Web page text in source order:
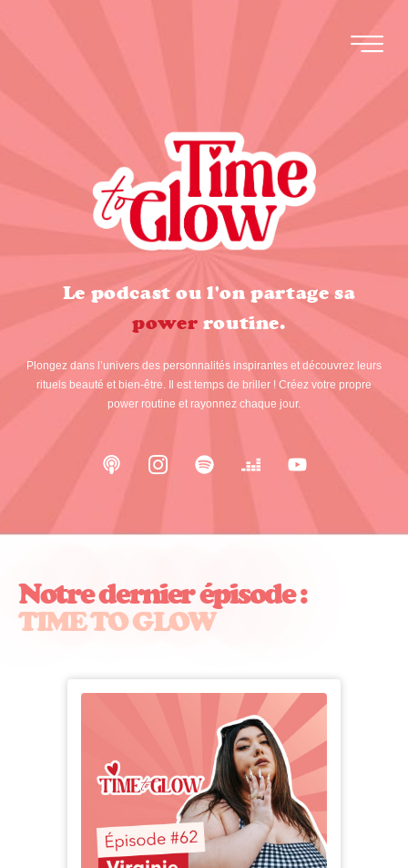
Le podcast ou l'on partage sa
power routine.
Plongez dans l’univers des personnalités inspirantes et découvrez leurs
rituels beauté et bien-être. Il est temps de briller ! Créez votre propre
power routine et rayonnez chaque jour.
Notre dernier épisode :
TIME TO GLOW